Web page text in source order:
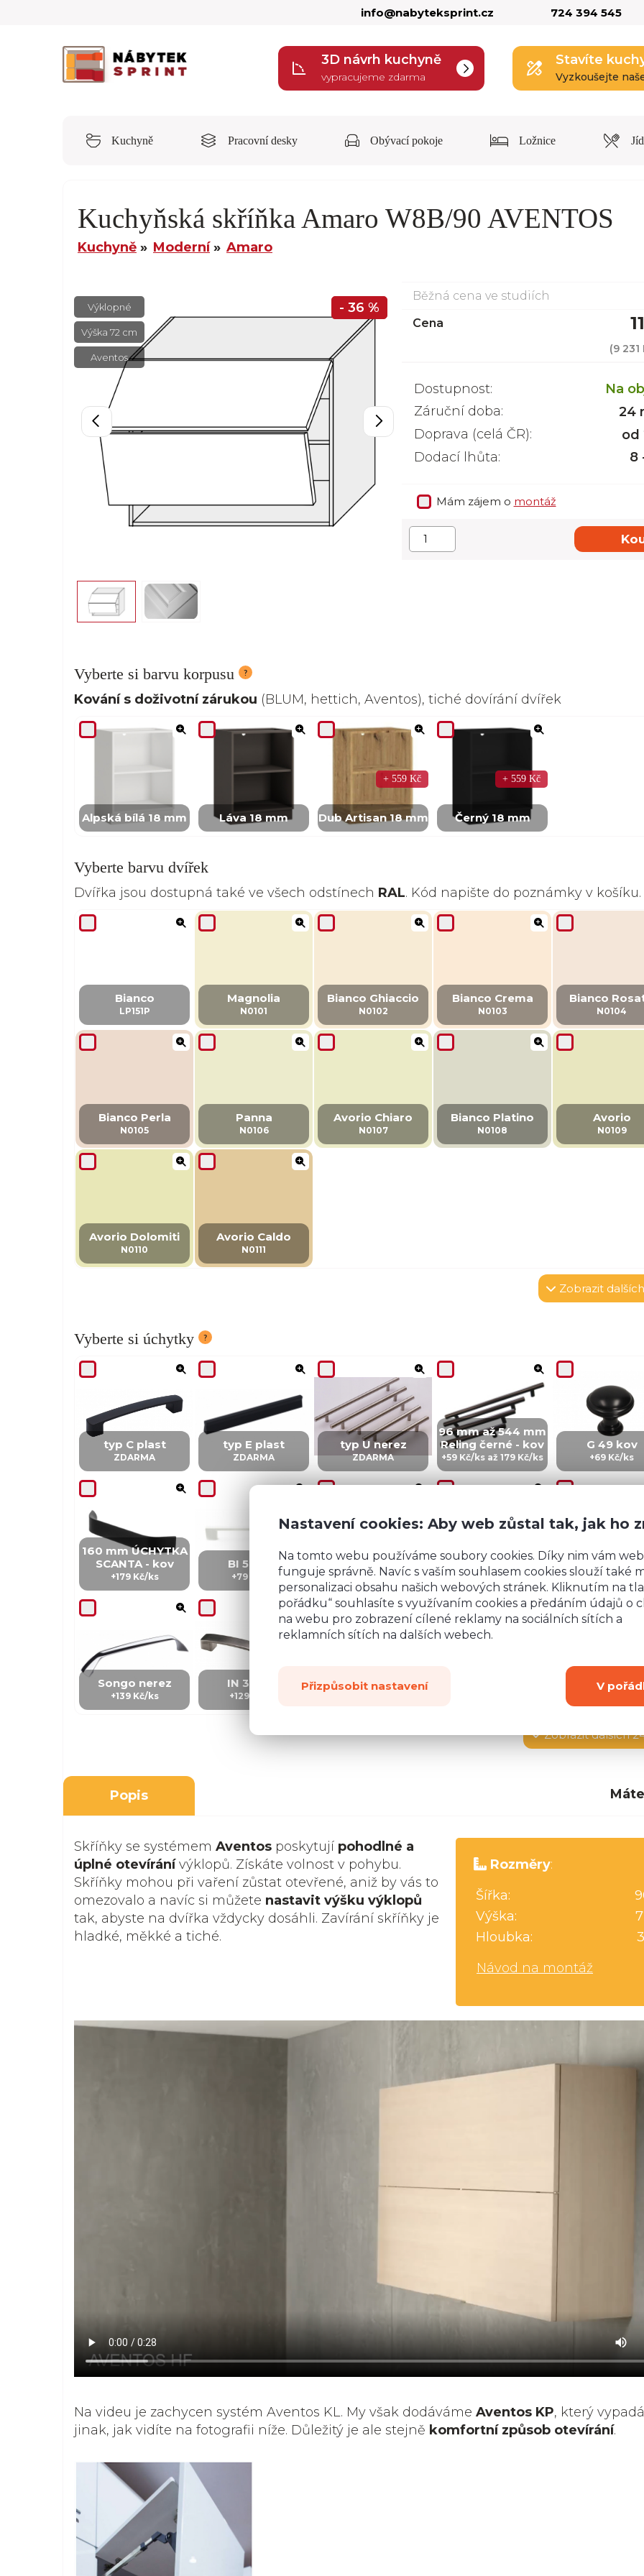
info@nabyteksprint.cz 724 394 545
3D návrh kuchyně
vypracujeme zdarma
Stavíte
Vyzkoušejte
Kuchyně Pracovní desky Obývací pokoje Ložnice
Kuchyňská skříňka Amaro W8B/90 AVENTOS
Kuchyně Moderní Amaro
Výklopné
Výška 72 cm
Aventos
- 36 %
Běžná cena ve studiích
Cena
(9 231
Dostupnost:
Na
Záruční doba:
24
Doprava (celá ČR):
od
Dodací lhůta:
8
Mám zájem o montáž
Vyberte si barvu korpusu
Kování s doživotní zárukou (BLUM, hettich, Aventos), tiché dovírání dvířek
Alpská bílá 18 mm Láva 18 mm Dub Artisan 18 mm
+ 559 Kč
Černý 18 mm
+ 559 Kč
Vyberte barvu dvířek
Dvířka jsou dostupná také ve všech odstínech RAL. Kód napište do poznámky v košíku.
Bianco
LP151P
Magnolia
N0101
Bianco Ghiaccio
N0102
Bianco Crema
N0103
Bianco
N0104
Bianco Perla
N0105
Panna
N0106
Avorio Chiaro
N0107
Bianco Platino
N0108
Avorio
N0109
Avorio Dolomiti
N0110
Avorio Caldo
N0111
Zobrazit
Vyberte si úchytky
typ C plast
ZDARMA
typ E plast
ZDARMA
typ U nerez
ZDARMA
96 mm až 544 mm
Reling černé - kov
+59 Kč/ks až 179 Kč/ks
G 49 kov
+69 Kč/ks
160 mm ÚCHYTKA
SCANTA - kov
+179 Kč/ks
BI 5 - kov
+79 Kč/ks
CZ 5 - kov
+99 Kč/ks
IN 5 - kov
+99 Kč/Ks
ZI5 - KOV
+149 Kč/ks
Songo nerez
+139 Kč/ks
IN 3 - kov
+129 Kč/Ks
Zobrazitdalších
Popis
Rozměry:
Šířka:
Výška:
Hloubka:
Návod na montáž
Skříňky se systémem Aventos poskytují pohodlné a
úplné otevíránívýklopů. Získáte volnost v pohybu.
Skříňky mohou při vaření zůstat otevřené, aniž by vás to
omezovalo a navíc si můžete nastavit výšku výklopů
tak, abyste na dvířka vždycky dosáhli. Zavírání skříňky je
hladké, měkké a tiché.
Na videu je zachycen systém Aventos KL. My však dodáváme Aventos KP, který
jinak, jak vidíte na fotografii níže. Důležitý je ale stejně komfortní způsob otevírání.
Nastavení cookies: Aby web zůstal tak, jak ho
Na tomto webu používáme soubory cookies. Díky nim vám web
funguje správně. Navíc s vaším souhlasem cookies slouží také
personalizaci obsahu našich webových stránek. Kliknutím na
pořádku“ souhlasíte s využívaním cookies a předáním údajů o
na webu pro zobrazení cílené reklamy na sociálních sítích a
reklamních sítích na dalších webech.
Přizpůsobit nastavení V